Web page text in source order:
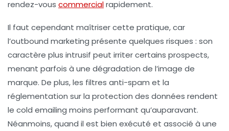
rendez-vous commercialrapidement.
Il faut cependant maîtriser cette pratique, car
l’outbound marketing présente quelques risques : son
caractère plus intrusif peut irriter certains prospects,
menant parfois à une dégradation de l’image de
marque. De plus, les filtres anti-spam et la
réglementation sur la protection des données rendent
le cold emailing moins performant qu’auparavant.
Néanmoins, quand il est bien exécuté et associé à une